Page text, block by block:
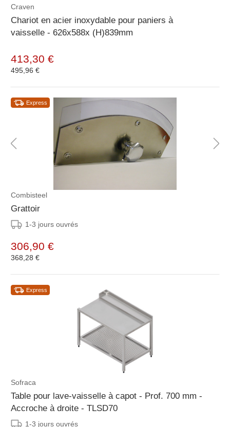
Craven
Chariot en acier inoxydable pour paniers à
vaisselle - 626x588x (H)839mm
413,30 €
495,96 €
Express
Combisteel
Grattoir
1-3 jours ouvrés
306,90 €
368,28 €
Express
Sofraca
Table pour lave-vaisselle à capot - Prof. 700 mm -
Accroche à droite - TLSD70
1-3 jours ouvrés